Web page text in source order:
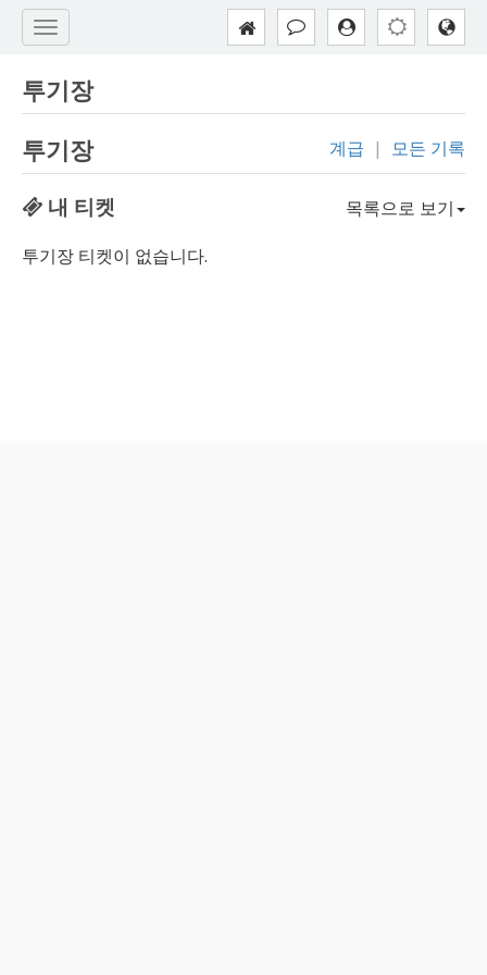
투기장
투기장
계급 | 모든 기록
내 티켓
목록으로 보기
투기장 티켓이 없습니다.